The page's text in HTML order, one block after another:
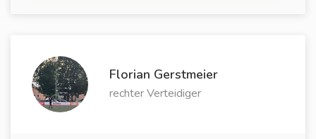
Florian Gerstmeier
rechter Verteidiger